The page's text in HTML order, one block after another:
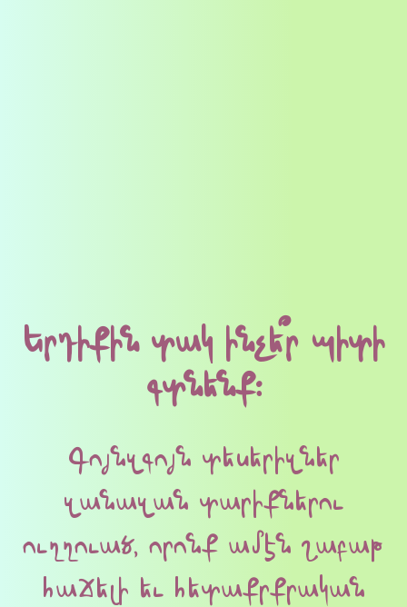
Երդիքին տակ ինչե՞ր պիտի
գտնենք։
Գոյնզգոյն տեսերիզներ
զանազան տարիքներու
ուղղուած, որոնք ամէն շաբաթ
հաճելի եւ հետաքրքրական